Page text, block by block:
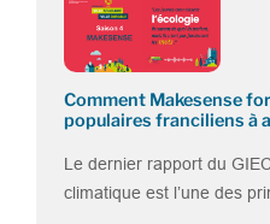
Comment Makesense
populaires franciliens à
Le dernier rapport du
climatique est l’une des